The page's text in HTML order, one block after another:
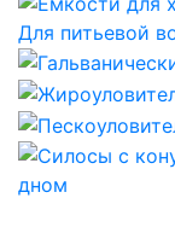
Для питьевой
дном